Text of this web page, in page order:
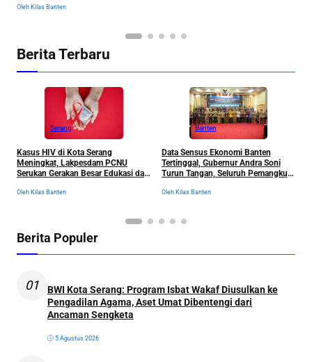
Oleh Kilas Banten
Berita Terbaru
Serang
Kasus HIV di Kota Serang
Meningkat, Lakpesdam PCNU
Serukan Gerakan Besar Edukasi dan
Oleh Kilas Banten
Banten
Data Sensus Ekonomi Banten
Tertinggal, Gubernur Andra Soni
Turun Tangan, Seluruh Pemangku
Dikumpulkan
Oleh Kilas Banten
Berita Populer
01
BWI Kota Serang: Program Isbat Wakaf Diusulkan ke
Pengadilan Agama, Aset Umat Dibentengi dari
Ancaman Sengketa
5 Agustus 2026